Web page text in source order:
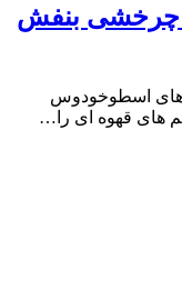
چرخشی بنفش
اسطوخودوس
های قهوه ای را…